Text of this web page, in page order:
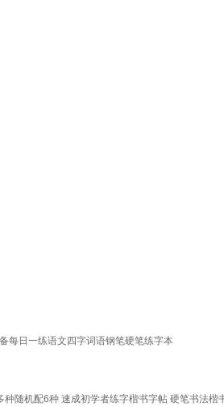
每日一练语文四字词语钢笔硬笔练字本
种随机配6种 速成初学者练字楷书字帖 硬笔书法